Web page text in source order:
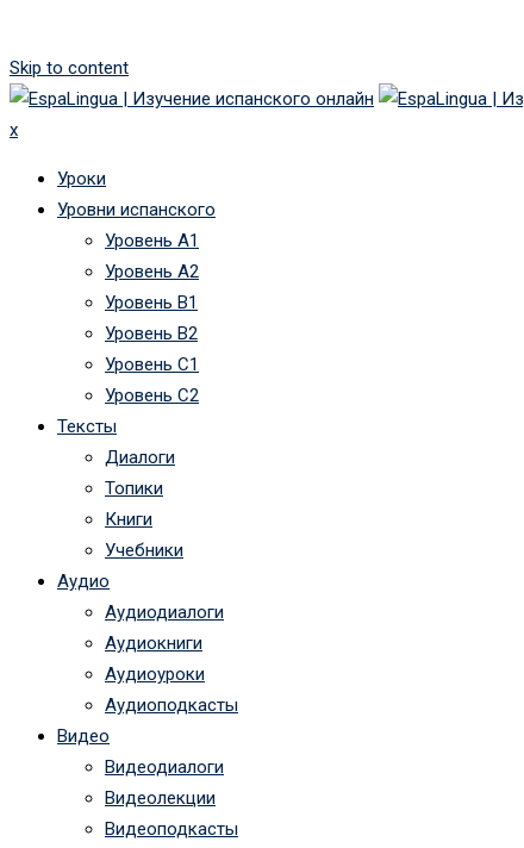
Skip to content
x
Уроки
Уровни испанского
Уровень А1
Уровень А2
Уровень B1
Уровень B2
Уровень C1
Уровень C2
Тексты
Диалоги
Топики
Книги
Учебники
Аудио
Аудиодиалоги
Аудиокниги
Аудиоуроки
Аудиоподкасты
Видео
Видеодиалоги
Видеолекции
Видеоподкасты